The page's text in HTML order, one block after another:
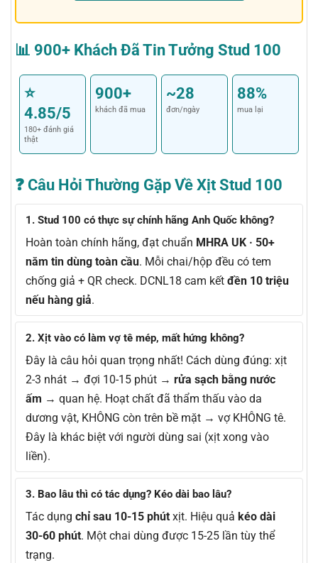
📊 900+ Khách Đã Tin Tưởng Stud 100
⭐
4.85/5
180+ đánh giá
thật
900+
khách đã mua
~28
đơn/ngày
88%
mua lại
❓ Câu Hỏi Thường Gặp Về Xịt Stud 100
1. Stud 100 có thực sự chính hãng Anh Quốc không?
Hoàn toàn chính hãng, đạt chuẩn MHRA UK · 50+
năm tin dùng toàn cầu. Mỗi chai/hộp đều có tem
chống giả + QR check. DCNL18 cam kết đền 10 triệu
nếu hàng giả.
2. Xịt vào có làm vợ tê mép, mất hứng không?
Đây là câu hỏi quan trọng nhất! Cách dùng đúng: xịt
2-3 nhát → đợi 10-15 phút → rửa sạch bằng nước
ấm → quan hệ. Hoạt chất đã thẩm thấu vào da
dương vật, KHÔNG còn trên bề mặt → vợ KHÔNG tê.
Đây là khác biệt với người dùng sai (xịt xong vào
liền).
3. Bao lâu thì có tác dụng? Kéo dài bao lâu?
Tác dụng chỉ sau 10-15 phút xịt. Hiệu quả kéo dài
30-60 phút. Một chai dùng được 15-25 lần tùy thể
trạng.